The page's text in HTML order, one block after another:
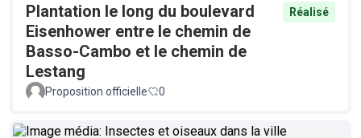
Plantation le long du boulevard
Eisenhower entre le chemin de
Basso-Cambo et le chemin de
Lestang
Réalisé
Proposition officielle 0